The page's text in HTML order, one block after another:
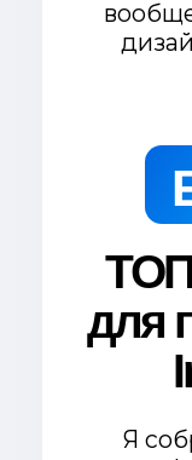
Гарантия
Но если у тебя
малейшие
Да, я
дней, если
верну тебе
телеграм